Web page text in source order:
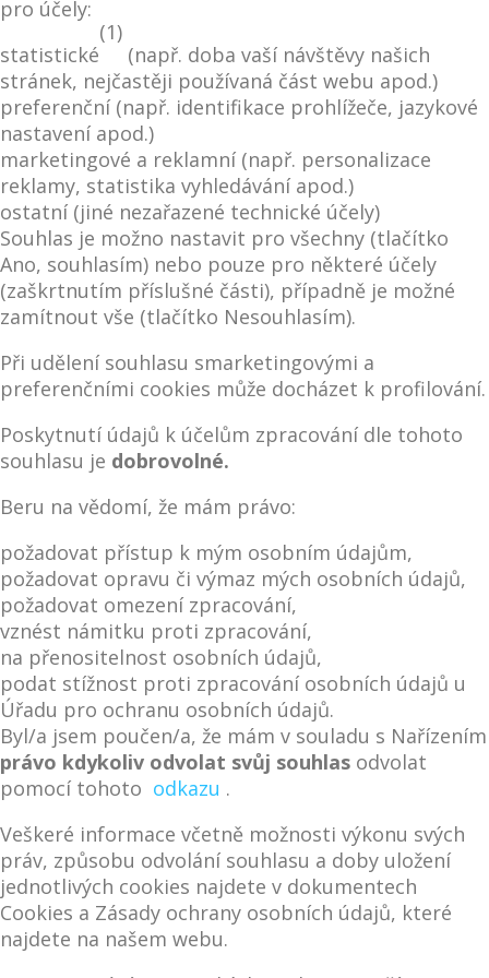
pro účely:
statistické
(1)
(např. doba vaší návštěvy našich
stránek, nejčastěji používaná část webu apod.)
preferenční (např. identifikace prohlížeče, jazykové
nastavení apod.)
marketingové a reklamní (např. personalizace
reklamy, statistika vyhledávání apod.)
ostatní (jiné nezařazené technické účely)
Souhlas je možno nastavit pro všechny (tlačítko
Ano, souhlasím) nebo pouze pro některé účely
(zaškrtnutím příslušné části), případně je možné
zamítnout vše (tlačítko Nesouhlasím).
Při udělení souhlasu smarketingovými a
preferenčními cookies může docházet k profilování.
Poskytnutí údajů k účelům zpracování dle tohoto
souhlasu je dobrovolné.
Beru na vědomí, že mám právo:
požadovat přístup k mým osobním údajům,
požadovat opravu či výmaz mých osobních údajů,
požadovat omezení zpracování,
vznést námitku proti zpracování,
na přenositelnost osobních údajů,
podat stížnost proti zpracování osobních údajů u
Úřadu pro ochranu osobních údajů.
Byl/a jsem poučen/a, že mám v souladu s Nařízením
právo kdykoliv odvolat svůj souhlas odvolat
pomocí tohoto odkazu .
Veškeré informace včetně možnosti výkonu svých
práv, způsobu odvolání souhlasu a doby uložení
jednotlivých cookies najdete v dokumentech
Cookies a Zásady ochrany osobních údajů, které
najdete na našem webu.